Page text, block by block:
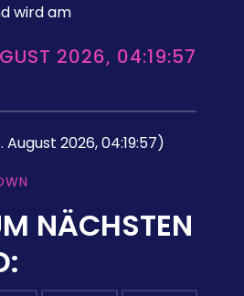
wird am
2026, 04:19:57
August 2026, 04:19:57)
NÄCHSTEN